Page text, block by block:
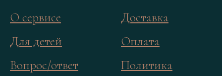
О сервисе
Для детей
Вопрос/ответ
Доставка
Оплата
Политика